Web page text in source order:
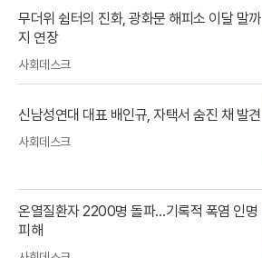
무더위 쉼터의 진화, 광화문 해피소 이달 말까
지 연장
사회데스크
신남성연대 대표 배인규, 자택서 숨진 채 발견
사회데스크
온열질환자 2200명 돌파…기록적 폭염 인명
피해